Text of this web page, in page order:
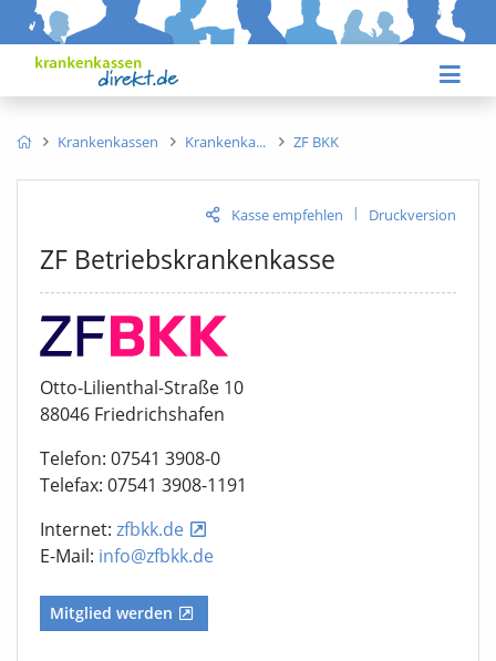
Krankenkassen Krankenka ZF BKK
Kasse empfehlen | Druckversion
ZF Betriebskrankenkasse
Otto-Lilienthal-Straße 10
88046 Friedrichshafen
Telefon: 07541 3908-0
Telefax: 07541 3908-1191
Internet: zfbkk.de
E-Mail: info@zfbkk.de
Mitglied werden